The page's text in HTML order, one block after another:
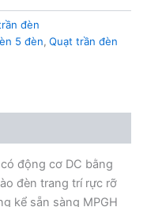
đèn
5 đèn, Quạt trần đèn
động cơ DC bằng
đèn trang trí rực rỡ
kể sẵn sàng MPGH